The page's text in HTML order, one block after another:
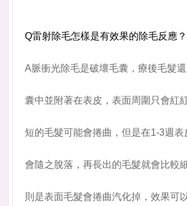
Q雷射除毛怎樣是有效果的除毛反應？
A脈衝光除毛是破壞毛囊，療後毛髮
囊中並附著在表皮，表面周圍只會紅
短的毛髮可能會捲曲，但是在1-3週表
會隨之脫落，再長出的毛髮就會比較
則是表面毛髮會捲曲汽化掉，效果可